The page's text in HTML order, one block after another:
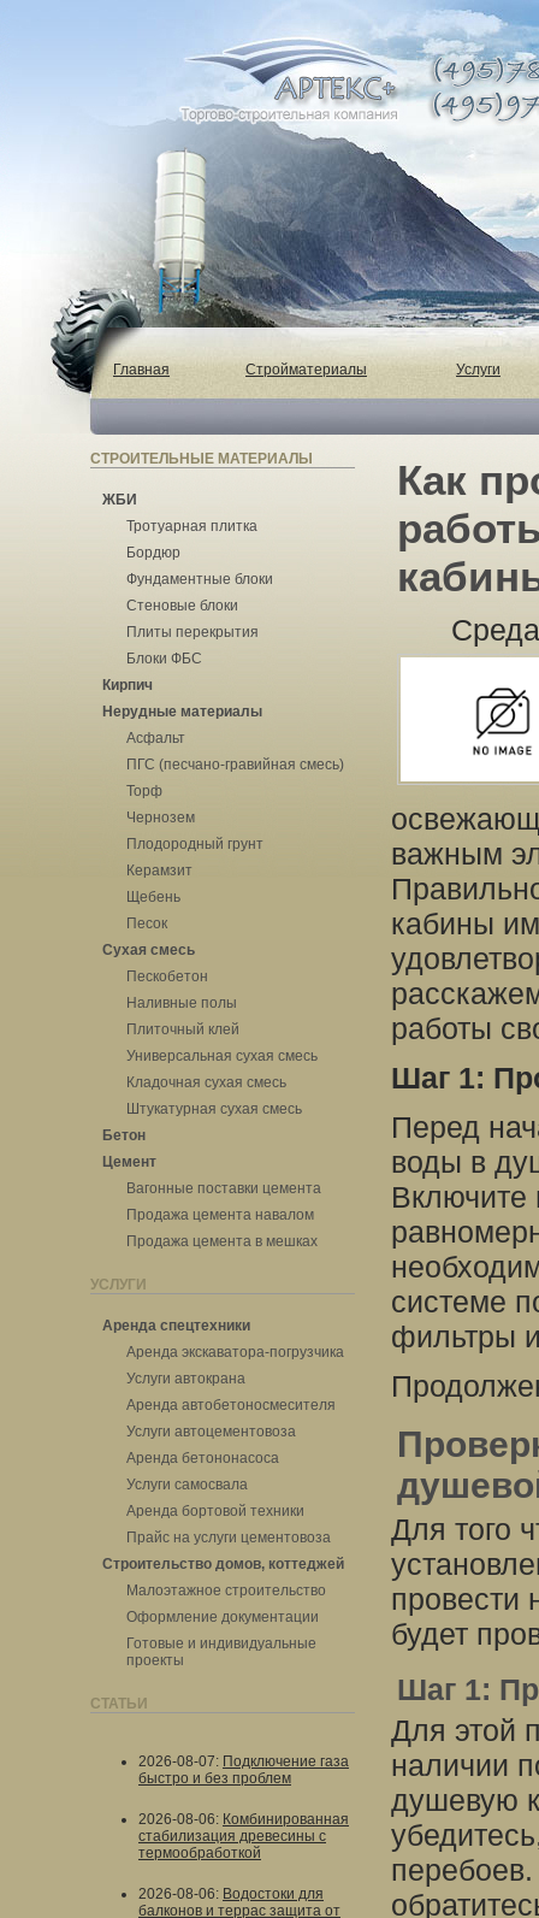
Главная Стройматериалы Услуги
СТРОИТЕЛЬНЫЕ МАТЕРИАЛЫ
ЖБИ
Тротуарная плитка
Бордюр
Фундаментные блоки
Стеновые блоки
Плиты перекрытия
Блоки ФБС
Кирпич
Нерудные материалы
Асфальт
ПГС (песчано-гравийная смесь)
Торф
Чернозем
Плодородный грунт
Керамзит
Щебень
Песок
Сухая смесь
Пескобетон
Наливные полы
Плиточный клей
Универсальная сухая смесь
Кладочная сухая смесь
Штукатурная сухая смесь
Бетон
Цемент
Вагонные поставки цемента
Продажа цемента навалом
Продажа цемента в мешках
УСЛУГИ
Аренда спецтехники
Аренда экскаватора-погрузчика
Услуги автокрана
Аренда автобетоносмесителя
Услуги автоцементовоза
Аренда бетононасоса
Услуги самосвала
Аренда бортовой техники
Прайс на услуги цементовоза
Строительство домов, коттеджей
Малоэтажное строительство
Оформление документации
Готовые и индивидуальные
проекты
СТАТЬИ
2026-08-07: Подключение газа
быстро и без проблем
2026-08-06: Комбинированная
стабилизация древесины с
термообработкой
2026-08-06: Водостоки для
балконов и террас защита от
Как
важным
кабины
работы
Шаг 1:
Перед
воды в
Включите
системе
фильтры
Для того
провести
будет
Шаг 1:
Для этой
наличии
душевую